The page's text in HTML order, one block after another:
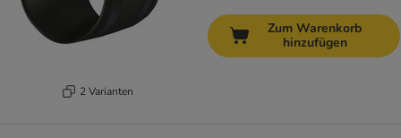
2 Varianten
Zum Warenkorb
hinzufügen